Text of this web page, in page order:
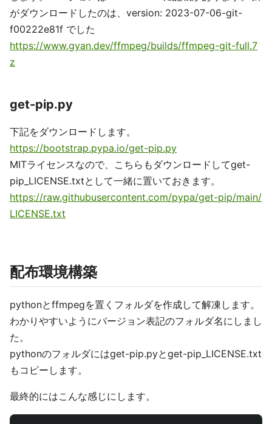
がダウンロードしたのは、version: 2023-07-06-git-
f00222e81f でした
https://www.gyan.dev/ffmpeg/builds/ffmpeg-git-full.7
z
get-pip.py
下記をダウンロードします。
https://bootstrap.pypa.io/get-pip.py
MITライセンスなので、こちらもダウンロードしてget-
pip_LICENSE.txtとして一緒に置いておきます。
https://raw.githubusercontent.com/pypa/get-pip/main/
LICENSE.txt
配布環境構築
pythonとffmpegを置くフォルダを作成して解凍します。
わかりやすいようにバージョン表記のフォルダ名にしまし
た。
pythonのフォルダにはget-pip.pyとget-pip_LICENSE.txt
もコピーします。
最終的にはこんな感じにします。